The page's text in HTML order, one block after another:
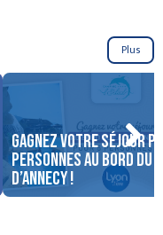
Plus
Gagnez votre séjour
personnes au bord du
d’Annecy !